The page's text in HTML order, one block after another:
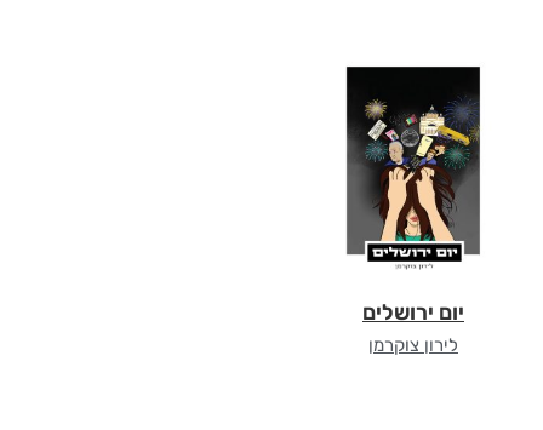
יום ירושלים
לירון צוקרמן